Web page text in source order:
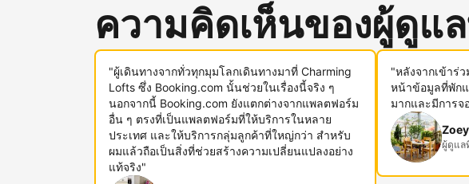
ความคิดเห็นของผู้ดูแ
"ผู้เดินทางจากทั่วทุกมุมโลกเดินทางมาที่ Charming
Lofts ซึ่ง Booking.com นั้นช่วยในเรื่องนี้จริง ๆ
นอกจากนี้ Booking.com ยังแตกต่างจากแพลตฟอร์ม
อื่น ๆ ตรงที่เป็นแพลตฟอร์มที่ให้บริการในหลาย
ประเทศ และให้บริการกลุ่มลูกค้าที่ใหญ่กว่า สำหรับ
ผมแล้วถือเป็นสิ่งที่ช่วยสร้างความเปลี่ยนแปลงอย่าง
แท้จริง"
"หลังจากเข้าร่
หน้าข้อมูลที่พักแ
มากและมีการจ
ผู้ดูแล